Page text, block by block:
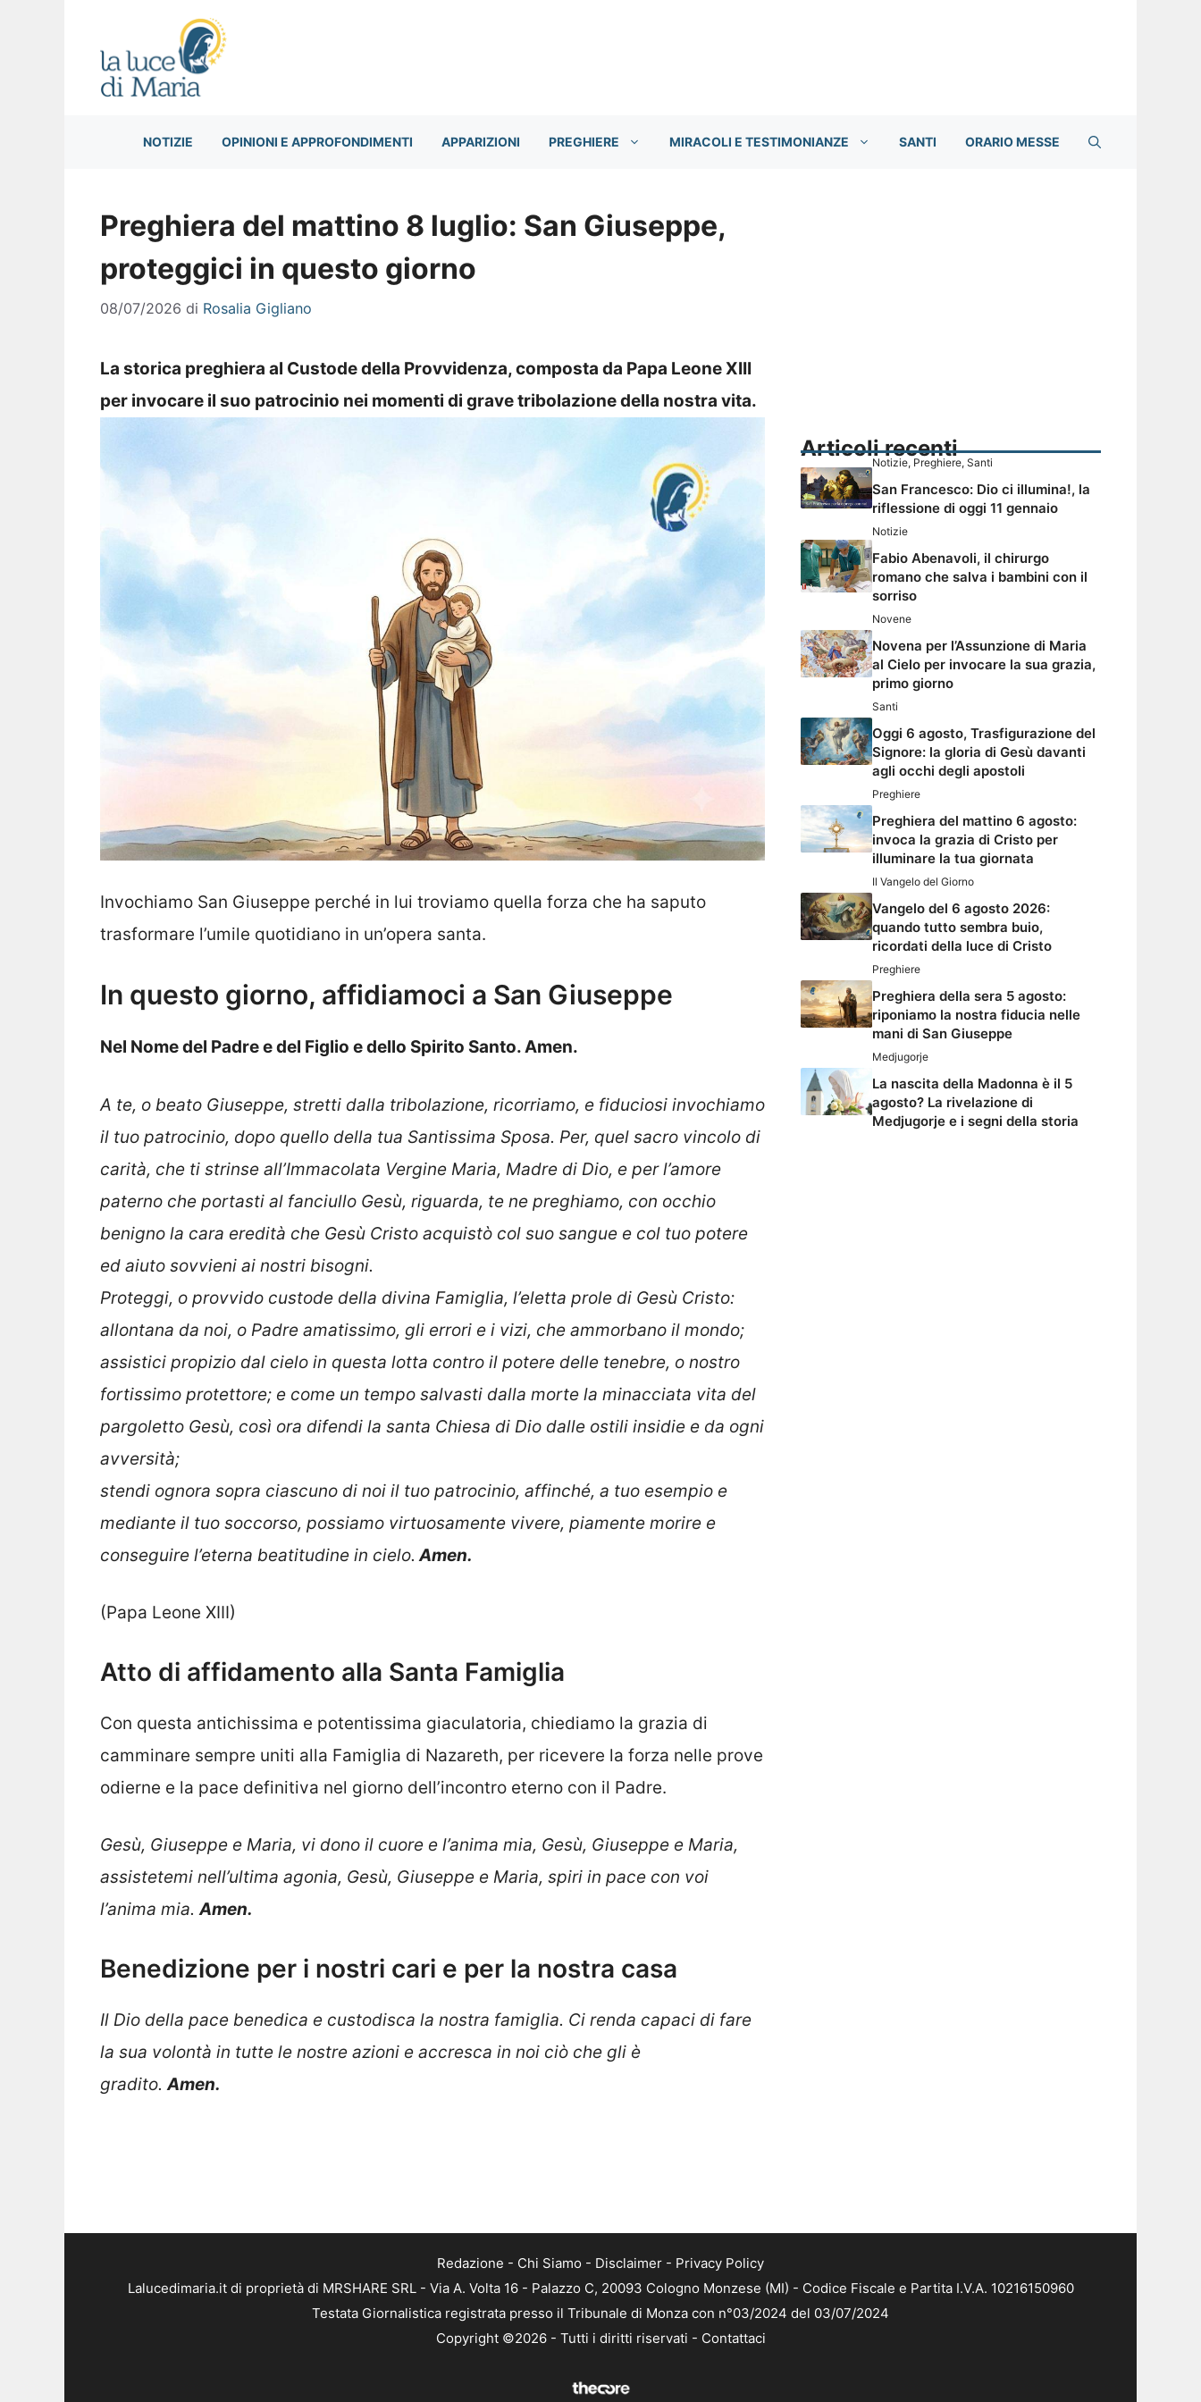
NOTIZIE OPINIONI E APPROFONDIMENTI APPARIZIONI PREGHIERE MIRACOLI E TESTIMONIANZE SANTI ORARIO MESSE
Preghiera del mattino 8 luglio: San Giuseppe,
proteggici in questo giorno
08/07/2026 di Rosalia Gigliano
La storica preghiera al Custode della Provvidenza, composta da Papa Leone XIII
per invocare il suo patrocinio nei momenti di grave tribolazione della nostra vita.
Invochiamo San Giuseppe perché in lui troviamo quella forza che ha saputo
trasformare l’umile quotidiano in un’opera santa.
In questo giorno, affidiamoci a San Giuseppe
Nel Nome del Padre e del Figlio e dello Spirito Santo. Amen.
A te, o beato Giuseppe, stretti dalla tribolazione, ricorriamo, e fiduciosi invochiamo
il tuo patrocinio, dopo quello della tua Santissima Sposa. Per, quel sacro vincolo di
carità, che ti strinse all’Immacolata Vergine Maria, Madre di Dio, e per l’amore
paterno che portasti al fanciullo Gesù, riguarda, te ne preghiamo, con occhio
benigno la cara eredità che Gesù Cristo acquistò col suo sangue e col tuo potere
ed aiuto sovvieni ai nostri bisogni.
Proteggi, o provvido custode della divina Famiglia, l’eletta prole di Gesù Cristo:
allontana da noi, o Padre amatissimo, gli errori e i vizi, che ammorbano il mondo;
assistici propizio dal cielo in questa lotta contro il potere delle tenebre, o nostro
fortissimo protettore; e come un tempo salvasti dalla morte la minacciata vita del
pargoletto Gesù, così ora difendi la santa Chiesa di Dio dalle ostili insidie e da ogni
avversità;
stendi ognora sopra ciascuno di noi il tuo patrocinio, affinché, a tuo esempio e
mediante il tuo soccorso, possiamo virtuosamente vivere, piamente morire e
conseguire l’eterna beatitudine in cielo. Amen.
(Papa Leone XIII)
Atto di affidamento alla Santa Famiglia
Con questa antichissima e potentissima giaculatoria, chiediamo la grazia di
camminare sempre uniti alla Famiglia di Nazareth, per ricevere la forza nelle prove
odierne e la pace definitiva nel giorno dell’incontro eterno con il Padre.
Gesù, Giuseppe e Maria, vi dono il cuore e l’anima mia, Gesù, Giuseppe e Maria,
assistetemi nell’ultima agonia, Gesù, Giuseppe e Maria, spiri in pace con voi
l’anima mia.Amen.
Benedizione per i nostri cari e per la nostra casa
Il Dio della pace benedica e custodisca la nostra famiglia. Ci renda capaci di fare
la sua volontà in tutte le nostre azioni e accresca in noi ciò che gli è
gradito.Amen.
Articoli recenti
Notizie, Preghiere, Santi
San Francesco: Dio ci illumina!, la
riflessione di oggi 11 gennaio
Notizie
Fabio Abenavoli, il chirurgo
romano che salva i bambini con il
sorriso
Novene
Novena per l’Assunzione di Maria
al Cielo per invocare la sua grazia,
primo giorno
Santi
Oggi 6 agosto, Trasfigurazione del
Signore: la gloria di Gesù davanti
agli occhi degli apostoli
Preghiere
Preghiera del mattino 6 agosto:
invoca la grazia di Cristo per
illuminare la tua giornata
Il Vangelo del Giorno
Vangelo del 6 agosto 2026:
quando tutto sembra buio,
ricordati della luce di Cristo
Preghiere
Preghiera della sera 5 agosto:
riponiamo la nostra fiducia nelle
mani di San Giuseppe
Medjugorje
La nascita della Madonna è il 5
agosto? La rivelazione di
Medjugorje e i segni della storia
Redazione - Chi Siamo - Disclaimer - Privacy Policy
Lalucedimaria.it di proprietà di MRSHARE SRL - Via A. Volta 16 - Palazzo C, 20093 Cologno Monzese (MI) - Codice Fiscale e Partita I.V.A. 10216150960
Testata Giornalistica registrata presso il Tribunale di Monza con n°03/2024 del 03/07/2024
Copyright ©2026 - Tutti i diritti riservati - Contattaci